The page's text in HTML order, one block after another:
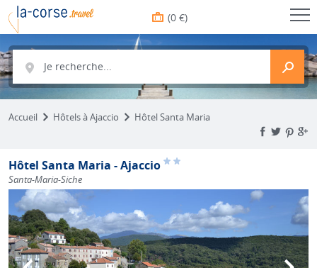
(0 €)
Je recherche...
Accueil Hôtels à Ajaccio Hôtel Santa Maria
Hôtel Santa Maria - Ajaccio
Santa-Maria-Siche